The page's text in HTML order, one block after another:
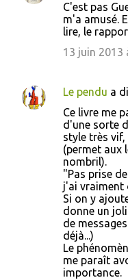
C'est pas
m'a amusé.
lire, le
13 juin 2013
Le pendu a
Ce livre me
d'une sorte
style très
(permet aux
nombril).
"Pas prise
j'ai vraiment
Si on y
donne un
de
déjà...)
Le
me paraît
importance.